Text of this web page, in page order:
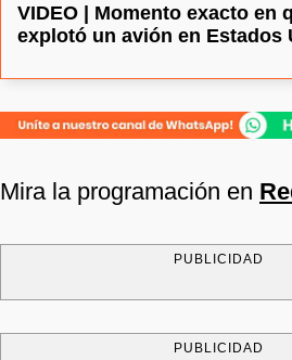
VIDEO | Momento exacto en
explotó un avión en Estados
Mira la programación en
PUBLICIDAD
PUBLICIDAD